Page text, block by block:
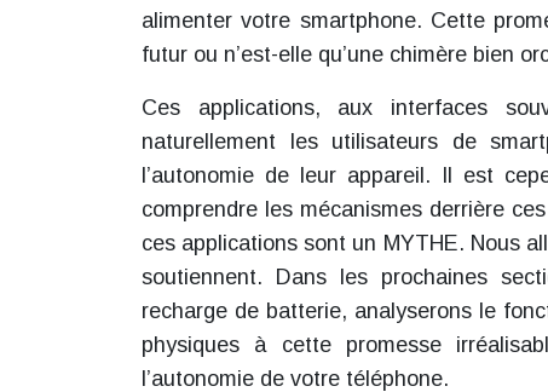
alimenter votre smartphone. Cette
futur ou n’est-elle qu’une chimère bien
Ces applications, aux interfaces
naturellement les utilisateurs de
l’autonomie de leur appareil. Il est
comprendre les mécanismes derrière
ces applications sont un MYTHE. Nous
soutiennent. Dans les prochaines
recharge de batterie, analyserons le
physiques à cette promesse
l’autonomie de votre téléphone.